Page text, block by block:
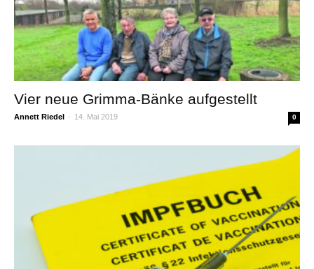
Vier neue Grimma-Bänke aufgestellt
Annett Riedel - 14. Mai 2019 0